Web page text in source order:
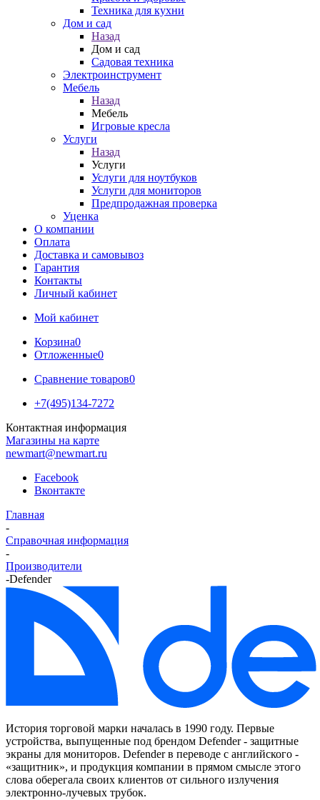
Техника для кухни
Дом и сад
Назад
Дом и сад
Садовая техника
Электроинструмент
Мебель
Назад
Мебель
Игровые кресла
Услуги
Назад
Услуги
Услуги для ноутбуков
Услуги для мониторов
Предпродажная проверка
Уценка
О компании
Оплата
Доставка и самовывоз
Гарантия
Контакты
Личный кабинет
Мой кабинет
Корзина0
Отложенные0
Сравнение товаров0
+7(495)134-7272
Контактная информация
Магазины на карте
newmart@newmart.ru
Facebook
Вконтакте
Главная
-
Справочная информация
-
Производители
-Defender
История торговой марки началась в 1990 году. Первые
устройства, выпущенные под брендом Defender - защитные
экраны для мониторов. Defender в переводе с английского -
«защитник», и продукция компании в прямом смысле этого
слова оберегала своих клиентов от сильного излучения
электронно-лучевых трубок.